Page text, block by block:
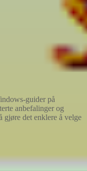
guider på
anbefalinger og
det enklere å velge